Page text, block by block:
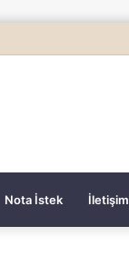
Nota İstek İletişim